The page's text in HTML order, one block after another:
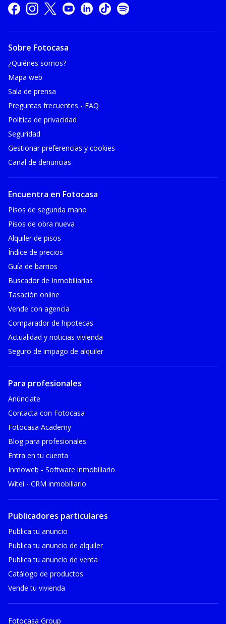
Sobre Fotocasa
¿Quiénes somos?
Mapa web
Sala de prensa
Preguntas frecuentes - FAQ
Política de privacidad
Seguridad
Gestionar preferencias y cookies
Canal de denuncias
Encuentra en Fotocasa
Pisos de segunda mano
Pisos de obra nueva
Alquiler de pisos
Índice de precios
Guía de barrios
Buscador de Inmobiliarias
Tasación online
Vende con agencia
Comparador de hipotecas
Actualidad y noticias vivienda
Seguro de impago de alquiler
Para profesionales
Anúnciate
Contacta con Fotocasa
Fotocasa Academy
Blog para profesionales
Entra en tu cuenta
Inmoweb - Software inmobiliario
Witei - CRM inmobiliario
Publicadores particulares
Publica tu anuncio
Publica tu anuncio de alquiler
Publica tu anuncio de venta
Catálogo de productos
Vende tu vivienda
Fotocasa Group